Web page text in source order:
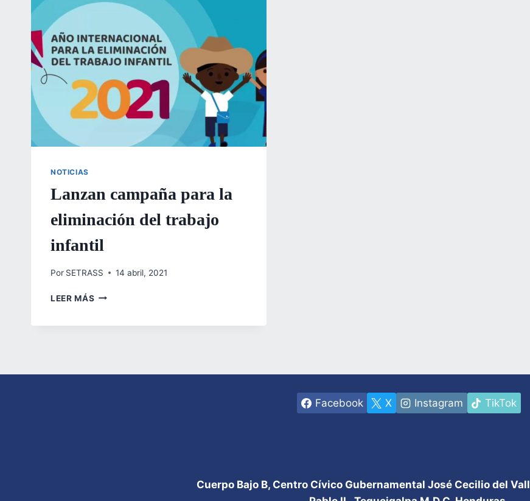
Y
SALUD
EN
TRABAJO”
NOTICIAS
Lanzan campaña para la
eliminación del trabajo
infantil
Por SETRASS 14 abril, 2021
LEER MÁS LANZAN
Facebook X Instagram TikTok
Cuerpo Bajo B, Centro Cívico Gubernamental José Cecilio del